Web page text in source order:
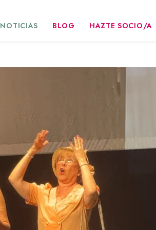
NOTICIAS BLOG HAZTE SOCIO/A